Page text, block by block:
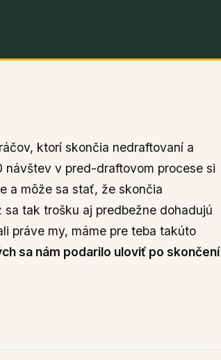
ktorí skončia nedraftovaní a
v pred-draftovom procese si
a môže sa stať, že skončia
tak trošku aj predbežne dohadujú
práve my, máme pre teba takúto
sa nám podarilo uloviť po skončení